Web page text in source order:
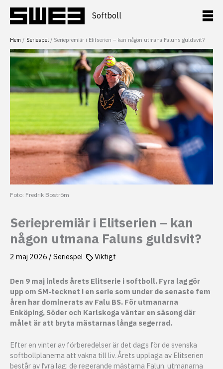
innehåll
Softboll
Hem Seriespel Seriepremiär i Elitserien – kan någon utmana Faluns guldsvit?
Foto: Fredrik Boström
Seriepremiär i Elitserien – kan
någon utmana Faluns guldsvit?
2 maj 2026 / Seriespel Viktigt
Den 9 maj inleds årets Elitserie i softboll. Fyra lag gör
upp om SM-tecknet i en serie som under de senaste fem
åren har dominerats av Falu BS. För utmanarna
Enköping, Söder och Karlskoga väntar en säsong där
målet är att bryta mästarnas långa segerrad.
Efter en vinter av förberedelser är det dags för de svenska
softbollplanerna att vakna till liv. Årets upplaga av Elitserien
består av fyra lag: de regerande mästarna Falun, utmanarna